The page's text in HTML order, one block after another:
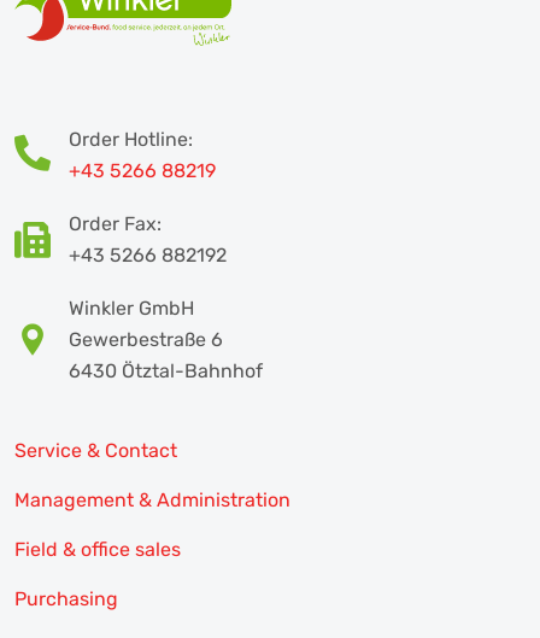
Order Hotline:
+43 5266 88219
Order Fax:
+43 5266 882192
Winkler GmbH
Gewerbestraße 6
6430 Ötztal-Bahnhof
Service & Contact
Management & Administration
Field & office sales
Purchasing